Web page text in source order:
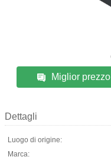
Miglior prezzo
Dettagli
Luogo di origine:
Marca: